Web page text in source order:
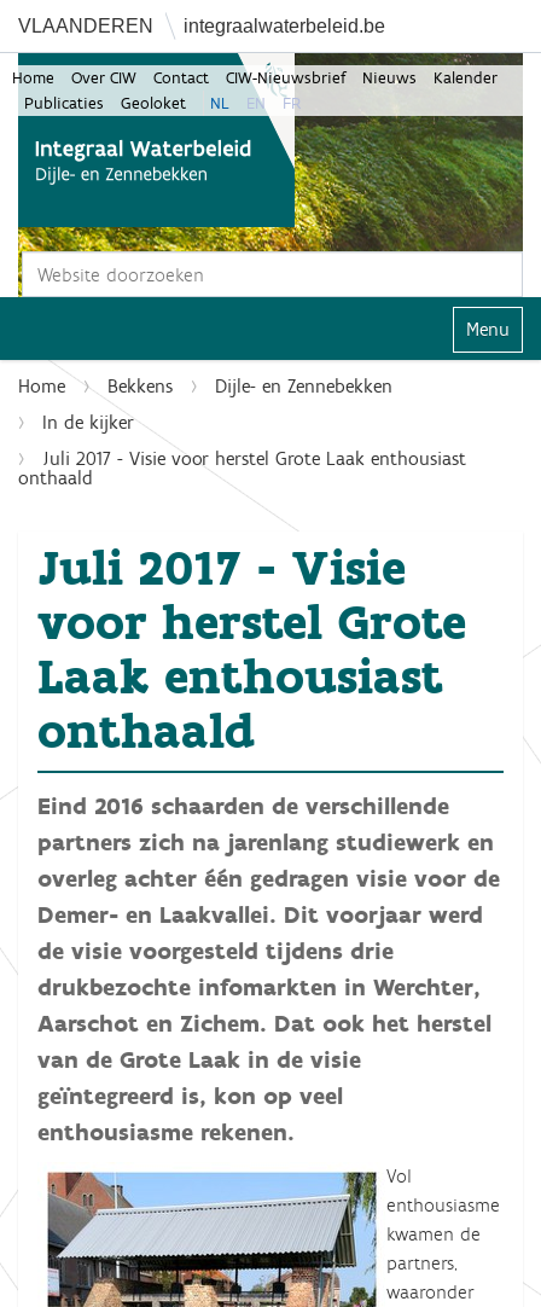
VLAANDEREN integraalwaterbeleid.be
Zoek
Home Over CIW Contact CIW-Nieuwsbrief Nieuws
Kalender
Publicaties
Geoloket NL EN FR
Klap
Home Bekkens
Dijle- en Zennebekken
In de kijker
Juli 2017 - Visie voor herstel Grote Laak enthousiast
onthaald
Juli 2017 - Visie
voor herstel Grote
Laak enthousiast
onthaald
Eind 2016 schaarden de verschillende
partners zich na jarenlang studiewerk en
overleg achter één gedragen visie voor de
Demer- en Laakvallei. Dit voorjaar werd
de visie voorgesteld tijdens drie
drukbezochte infomarkten in Werchter,
Aarschot en Zichem. Dat ook het herstel
van de Grote Laak in de visie
geïntegreerd is, kon op veel
enthousiasme rekenen.
Vol
enthousiasme
kwamen de
partners,
waaronder